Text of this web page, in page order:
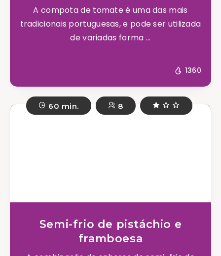
A compota de tomate é uma das mais
tradicionais portuguesas, e pode ser utilizada
de variadas forma ...
1360
60 min. 8
Semi-frio de pistáchio e
framboesa